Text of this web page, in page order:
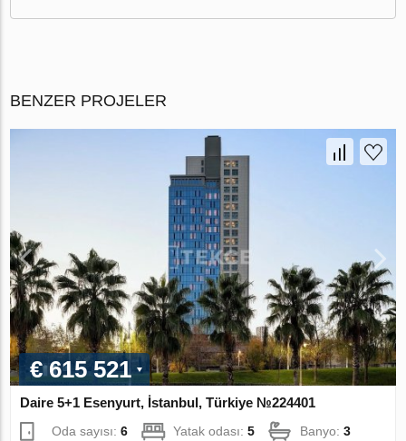
BENZER PROJELER
€ 615 521
Daire 5+1 Esenyurt, İstanbul, Türkiye №224401
Oda sayısı:6 Yatak odası:5 Banyo:3